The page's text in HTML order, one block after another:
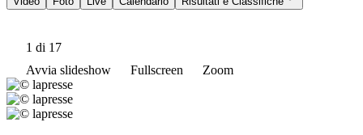
1 di 17
Avvia slideshow
Fullscreen Zoom